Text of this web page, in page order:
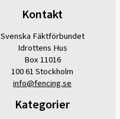
Kontakt
Svenska Fäktförbundet
Idrottens Hus
Box 11016
100 61 Stockholm
info@fencing.se
Kategorier